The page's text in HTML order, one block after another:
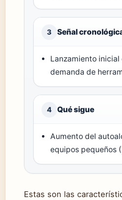
3 Señal
Lanzamiento
demanda de
4 Qué sigue
Aumento del
equipos pequeños (
Estas son las